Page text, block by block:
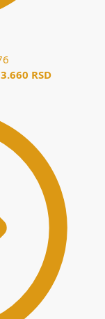
3.660 RSD